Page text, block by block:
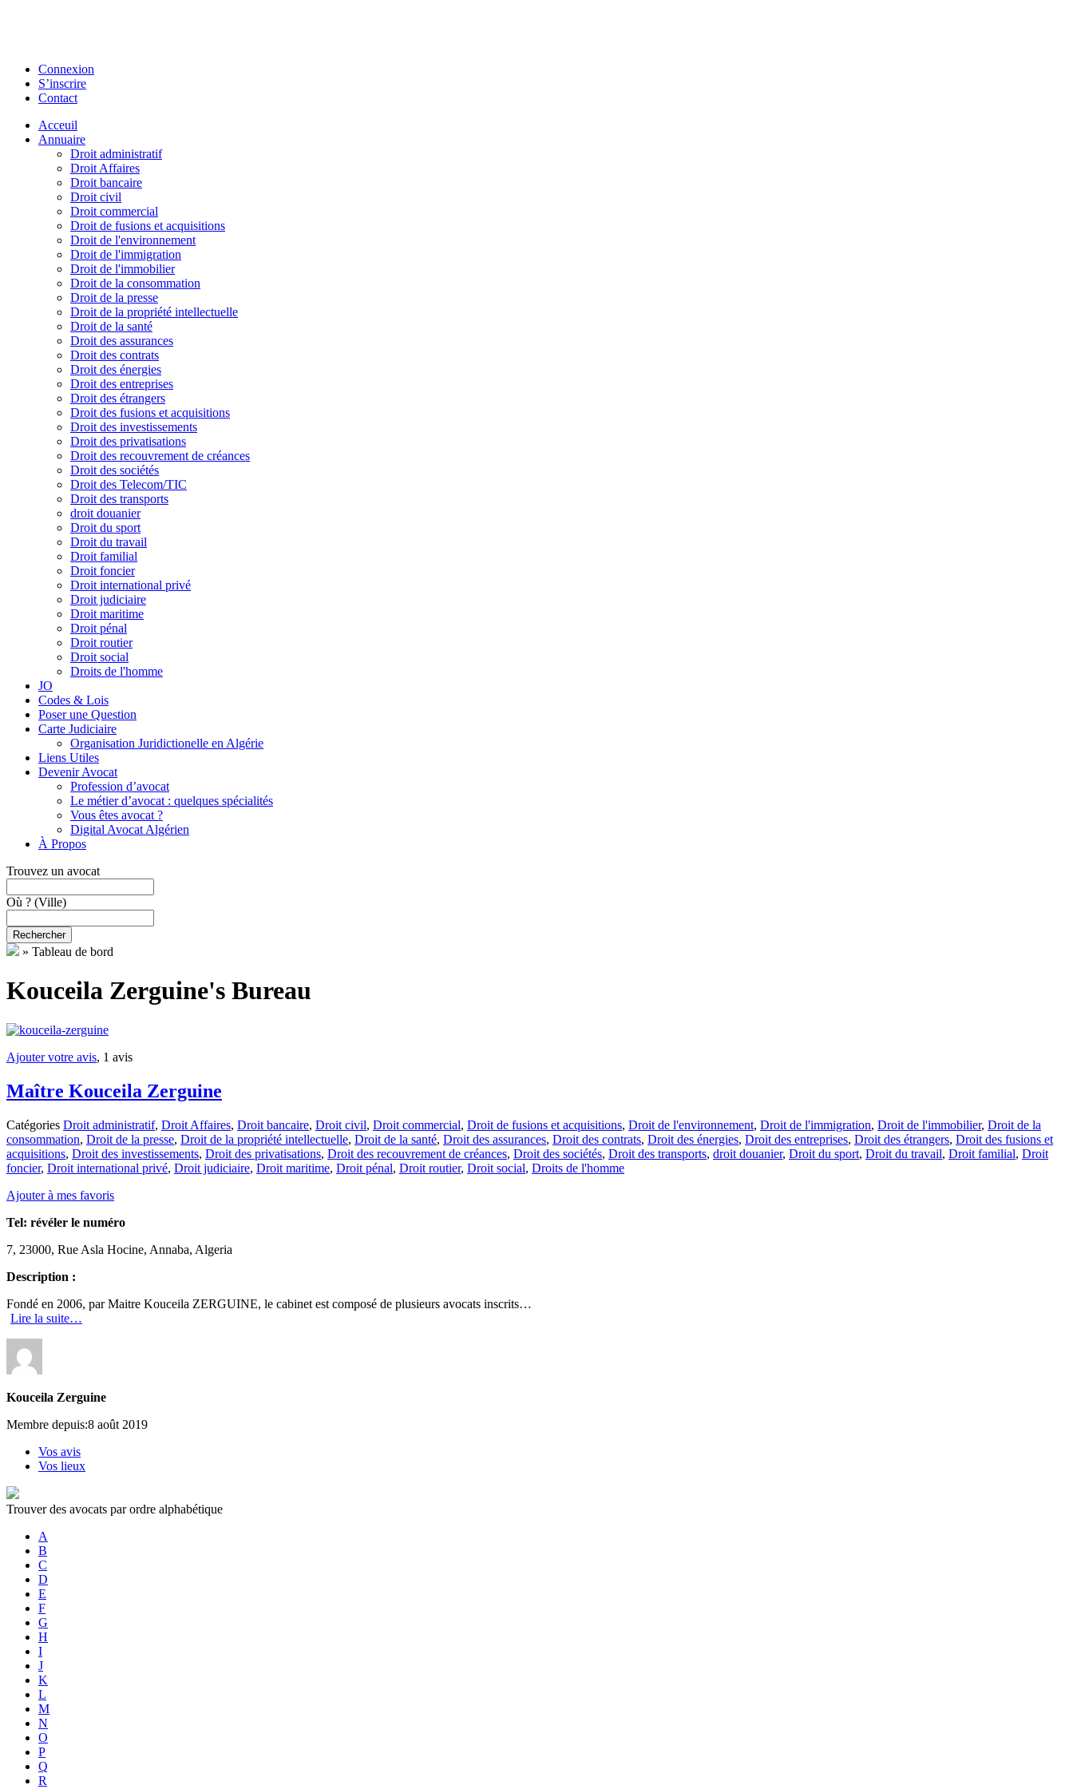
Connexion
S’inscrire
Contact
Acceuil
Annuaire
Droit administratif
Droit Affaires
Droit bancaire
Droit civil
Droit commercial
Droit de fusions et acquisitions
Droit de l'environnement
Droit de l'immigration
Droit de l'immobilier
Droit de la consommation
Droit de la presse
Droit de la propriété intellectuelle
Droit de la santé
Droit des assurances
Droit des contrats
Droit des énergies
Droit des entreprises
Droit des étrangers
Droit des fusions et acquisitions
Droit des investissements
Droit des privatisations
Droit des recouvrement de créances
Droit des sociétés
Droit des Telecom/TIC
Droit des transports
droit douanier
Droit du sport
Droit du travail
Droit familial
Droit foncier
Droit international privé
Droit judiciaire
Droit maritime
Droit pénal
Droit routier
Droit social
Droits de l'homme
JO
Codes & Lois
Poser une Question
Carte Judiciaire
Organisation Juridictionelle en Algérie
Liens Utiles
Devenir Avocat
Profession d’avocat
Le métier d’avocat : quelques spécialités
Vous êtes avocat ?
Digital Avocat Algérien
À Propos
Trouvez un avocat
Où ? (Ville)
Rechercher
» Tableau de bord
Kouceila Zerguine's Bureau
Ajouter votre avis, 1 avis
Maître Kouceila Zerguine
Catégories Droit administratif, Droit Affaires, Droit bancaire, Droit civil, Droit commercial, Droit de fusions et acquisitions, Droit de l'environnement, Droit de l'immigration, Droit de l'immobilier, Droit de la
consommation, Droit de la presse, Droit de la propriété intellectuelle, Droit de la santé, Droit des assurances, Droit des contrats, Droit des énergies, Droit des entreprises, Droit des étrangers, Droit des fusions et
acquisitions, Droit des investissements, Droit des privatisations, Droit des recouvrement de créances, Droit des sociétés, Droit des transports, droit douanier, Droit du sport, Droit du travail, Droit familial, Droit
foncier, Droit international privé, Droit judiciaire, Droit maritime, Droit pénal, Droit routier, Droit social, Droits de l'homme
Ajouter à mes favoris
Tel: révéler le numéro
7, 23000, Rue Asla Hocine, Annaba, Algeria
Description :
Fondé en 2006, par Maitre Kouceila ZERGUINE, le cabinet est composé de plusieurs avocats inscrits…
Lire la suite…
Kouceila Zerguine
Membre depuis:8 août 2019
Vos avis
Vos lieux
Trouver des avocats par ordre alphabétique
A
B
C
D
E
F
G
H
I
J
K
L
M
N
O
P
Q
R